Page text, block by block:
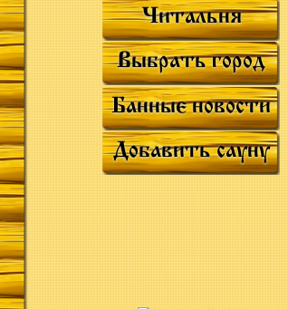
Читальня
Выбрать город
Банные новости
Добавить сауну